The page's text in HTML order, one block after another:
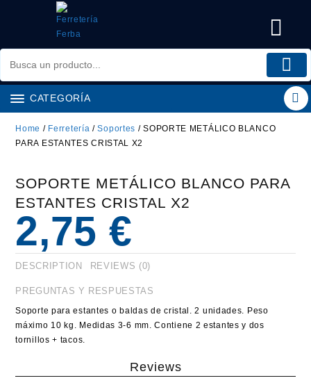
CATEGORÍA
Home / Ferretería /Soportes / SOPORTE METÁLICO BLANCO
PARA ESTANTES CRISTAL X2
SOPORTE METÁLICO BLANCO PARA
ESTANTES CRISTAL X2
2,75 €
DESCRIPTION REVIEWS (0)
PREGUNTAS Y RESPUESTAS
Soporte para estantes o baldas de cristal. 2 unidades. Peso
máximo 10 kg. Medidas 3-6 mm. Contiene 2 estantes y dos
tornillos + tacos.
Reviews